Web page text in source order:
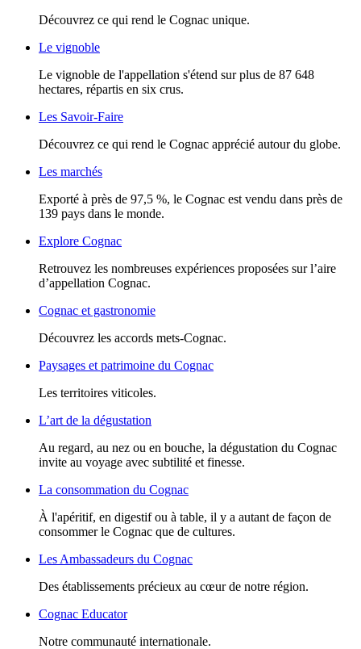
Découvrez ce qui rend le Cognac unique.
Le vignoble
Le vignoble de l'appellation s'étend sur plus de 87 648
hectares, répartis en six crus.
Les Savoir-Faire
Découvrez ce qui rend le Cognac apprécié autour du globe.
Les marchés
Exporté à près de 97,5 %, le Cognac est vendu dans près de
139 pays dans le monde.
Explore Cognac
Retrouvez les nombreuses expériences proposées sur l’aire
d’appellation Cognac.
Cognac et gastronomie
Découvrez les accords mets-Cognac.
Paysages et patrimoine du Cognac
Les territoires viticoles.
L’art de la dégustation
Au regard, au nez ou en bouche, la dégustation du Cognac
invite au voyage avec subtilité et finesse.
La consommation du Cognac
À l'apéritif, en digestif ou à table, il y a autant de façon de
consommer le Cognac que de cultures.
Les Ambassadeurs du Cognac
Des établissements précieux au cœur de notre région.
Cognac Educator
Notre communauté internationale.